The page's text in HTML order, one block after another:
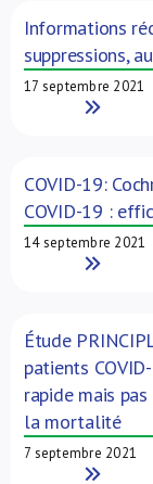
Informations
suppressions,
17 septembre 2021
Read More
COVID-19:
COVID-19 :
14 septembre 2021
Read More
Étude
patients
rapide mais
la mortalité
7 septembre 2021
Read More